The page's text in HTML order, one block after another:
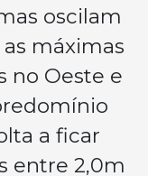
oscilam
as máximas
no Oeste e
a ficar
entre 2,0m